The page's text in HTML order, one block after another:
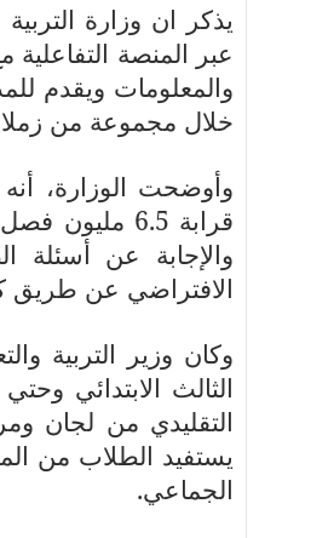
يذكر ان وزارة
عبر المنصة التفاعلية
والمعلومات ويقدم
خلال مجموعة من
وأوضحت الوزارة،
قرابة 6.5 مليون فصل افتراضي فى
والإجابة عن أسئلة
الافتراضي عن طريق
وكان وزير التربية
التقليدي من لجان
يستفيد الطلاب من
الجماعي.